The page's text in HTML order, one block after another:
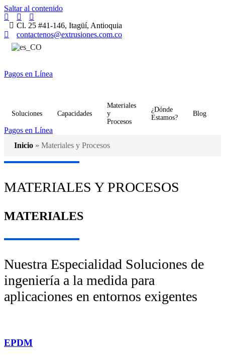
Saltar al contenido
Cl. 25 #41-146, Itagüí, Antioquia
contactenos@extrusiones.com.co
Pagos en Línea
Soluciones Capacidades
Materiales
y
Procesos
¿Dónde
Estamos?
Blog
Pagos en Línea
Inicio » Materiales y Procesos
MATERIALES Y PROCESOS
MATERIALES
Nuestra Especialidad Soluciones de
ingeniería a la medida para
aplicaciones en entornos exigentes
EPDM